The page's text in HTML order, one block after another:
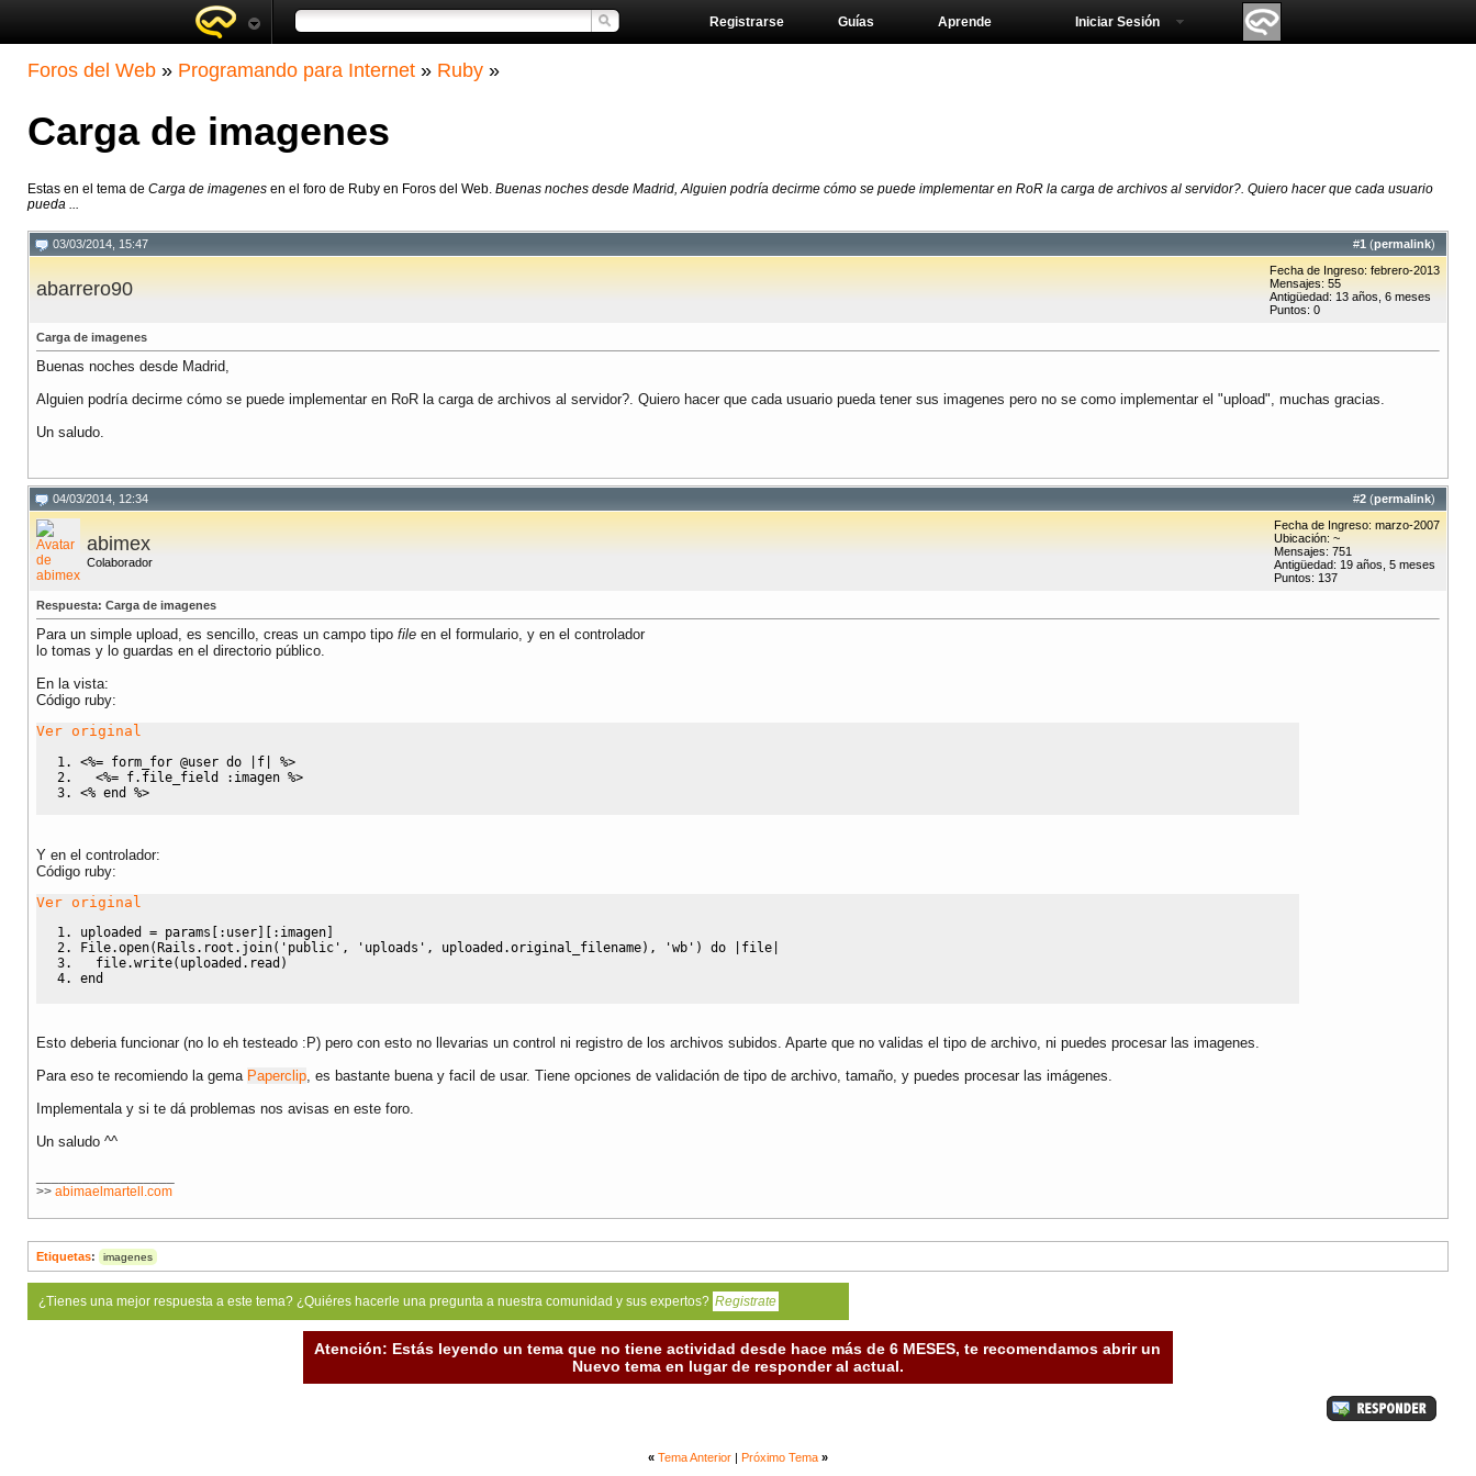
Aprende
Guías
Registrarse Iniciar Sesión
Foros del Web » Programando para Internet » Ruby »
Carga de imagenes
Estas en el tema de Carga de imagenes en el foro de Ruby en Foros del Web. Buenas noches desde Madrid, Alguien podría decirme cómo se puede implementar en RoR la carga de archivos al servidor?. Quiero hacer que cada usuario
pueda ...
#1 (permalink)
03/03/2014, 15:47
abarrero90
Fecha de Ingreso: febrero-2013
Mensajes: 55
Antigüedad: 13 años, 6 meses
Puntos: 0
Carga de imagenes
Buenas noches desde Madrid,
Alguien podría decirme cómo se puede implementar en RoR la carga de archivos al servidor?. Quiero hacer que cada usuario pueda tener sus imagenes pero no se como implementar el "upload", muchas gracias.
Un saludo.
#2 (permalink)
04/03/2014, 12:34
abimex
Colaborador
Fecha de Ingreso: marzo-2007
Ubicación: ~
Mensajes: 751
Antigüedad: 19 años, 5 meses
Puntos: 137
Respuesta: Carga de imagenes
Para un simple upload, es sencillo, creas un campo tipo file en el formulario, y en el controlador
lo tomas y lo guardas en el directorio público.
En la vista:
Código ruby:
Ver original
<%= form_for @user do f
%>
<%= f. file_field :imagen %>
<% end %>
Y en el controlador:
Código ruby:
Ver original
uploaded = params :user :imagen
File.open( Rails. root . join( 'public' , 'uploads' , uploaded.original_filename) , 'wb' ) do file
file.write( uploaded. read )
end
Esto deberia funcionar (no lo eh testeado :P) pero con esto no llevarias un control ni registro de los archivos subidos. Aparte que no validas el tipo de archivo, ni puedes procesar las imagenes.
Para eso te recomiendo la gema Paperclip , es bastante buena y facil de usar. Tiene opciones de validación de tipo de archivo, tamaño, y puedes procesar las imágenes.
Implementala y si te dá problemas nos avisas en este foro.
Un saludo ^^
>> abimaelmartell.com
Etiquetas: imagenes
¿Tienes una mejor respuesta a este tema? ¿Quiéres hacerle una pregunta a nuestra comunidad y sus expertos? Registrate
Atención: Estás leyendo un tema que no tiene actividad desde hace más de 6 MESES, te recomendamos abrir un
Nuevo tema en lugar de responder al actual.
« Tema Anterior Próximo Tema »